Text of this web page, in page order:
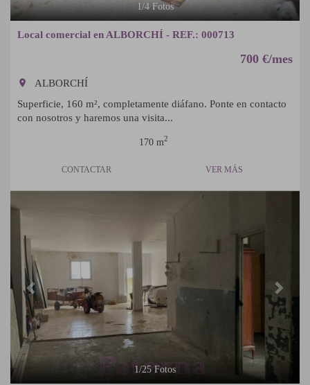
1/4Fotos
Local comercial en ALBORCHÍ - REF.: 000713
700 €/mes
room
ALBORCHÍ
Superficie, 160 m², completamente diáfano. Ponte en contacto
con nosotros y haremos una visita...
170 m2
CONTACTAR VER MÁS
1/25Fotos